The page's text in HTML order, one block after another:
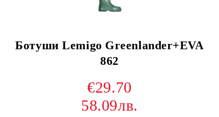
Ботуши Lemigo Greenlander+EVA
862
€29.70
58.09лв.